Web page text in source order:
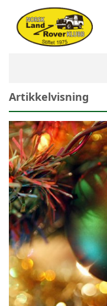
Artikkelvisning